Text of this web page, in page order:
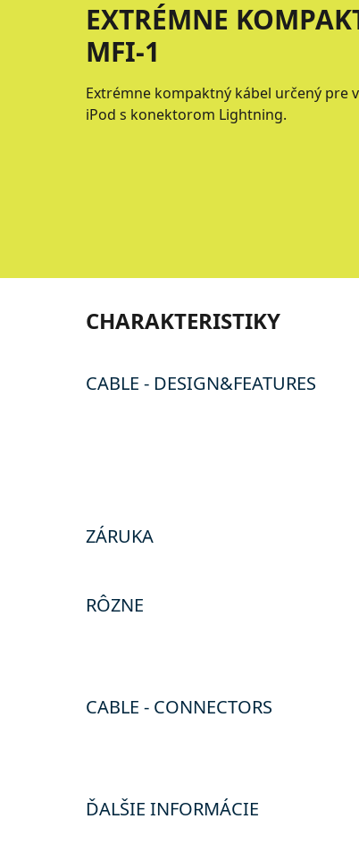
EXTRÉMNE
MFI-1
Extrémne kompaktný kábel určený pre
iPod s konektorom Lightning.
CHARAKTERISTIKY
CABLE - DESIGN&FEATURES
ZÁRUKA
RÔZNE
CABLE - CONNECTORS
ĎALŠIE INFORMÁCIE